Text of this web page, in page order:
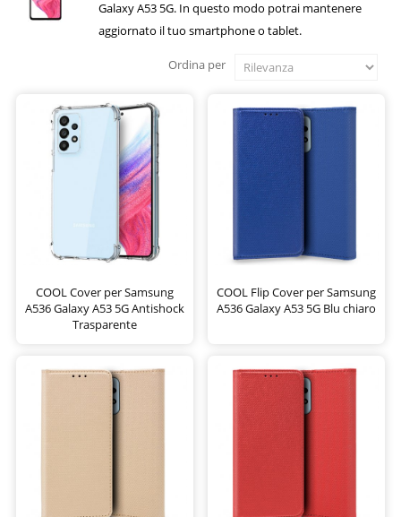
Galaxy A53 5G. In questo modo potrai mantenere
aggiornato il tuo smartphone o tablet.
Ordina per
COOL Cover per Samsung
A536 Galaxy A53 5G Antishock
Trasparente
COOL Flip Cover per Samsung
A536 Galaxy A53 5G Blu chiaro